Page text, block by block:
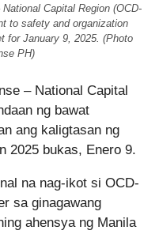
Capital Region (OCD-
to safety and organization
for January 9, 2025. (Photo
PH)
– National Capital
ng bawat
ang kaligtasan ng
2025 bukas, Enero 9.
na nag-ikot si OCD-
sa ginagawang
ahensya ng Manila